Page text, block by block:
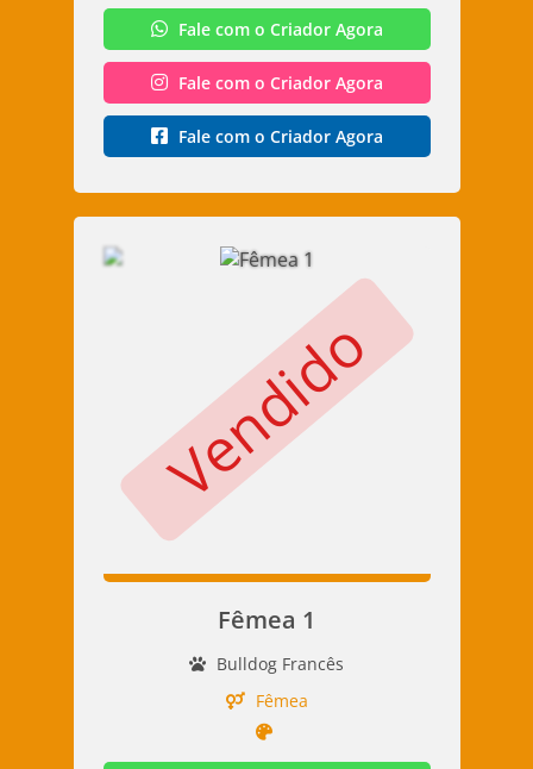
Fale com o Criador Agora
Fale com o Criador Agora
Fale com o Criador Agora
Vendido
Fêmea 1
Bulldog Francês
Fêmea